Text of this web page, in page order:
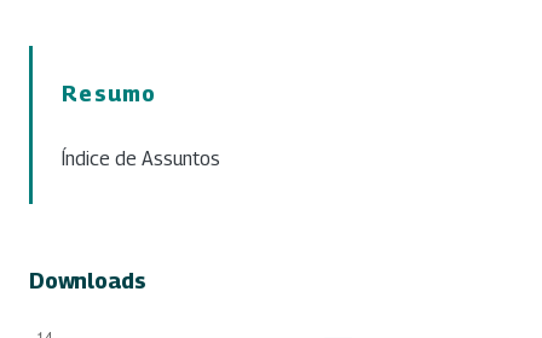
Resumo
Índice de Assuntos
Downloads